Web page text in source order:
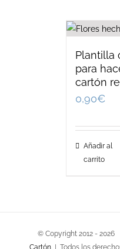
Plantilla
para
cartón
0,90€
Añadir al
carrito
© Copyright 2012 - 2026
Cartón| Todos los